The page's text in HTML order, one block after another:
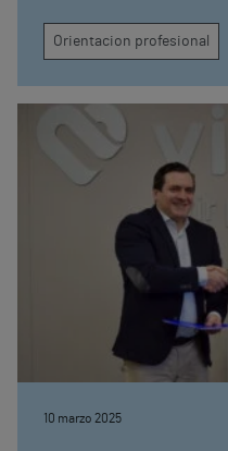
Orientacion profesional
10 marzo 2025